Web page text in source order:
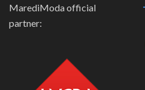
MarediModa official
partner: